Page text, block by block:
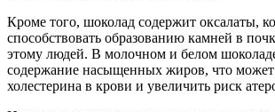
Кроме того, шоколад содержит оксалаты,
способствовать образованию камней в
этому людей. В молочном и белом
содержание насыщенных жиров, что
холестерина в крови и увеличить риск